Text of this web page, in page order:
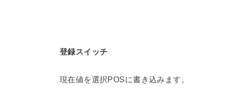
登録スイッチ
現在値を選択POSに書き込みます。